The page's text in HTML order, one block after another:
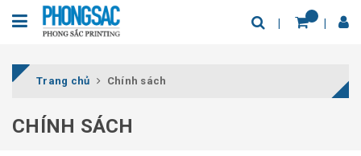
Trang chủ Chính sách
CHÍNH SÁCH